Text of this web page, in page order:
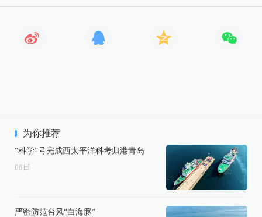
为你推荐
“科学”号完成西太平洋科考归港青岛
08 日
严密防范台风“白海豚”